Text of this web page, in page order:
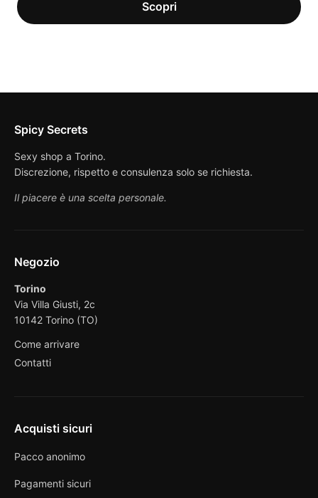
Spicy Secrets
Sexy shop a Torino.
Discrezione, rispetto e consulenza solo se richiesta.
Il piacere è una scelta personale.
Negozio
Torino
Via Villa Giusti, 2c
10142 Torino (TO)
Come arrivare
Contatti
Acquisti sicuri
Pacco anonimo
Pagamenti sicuri